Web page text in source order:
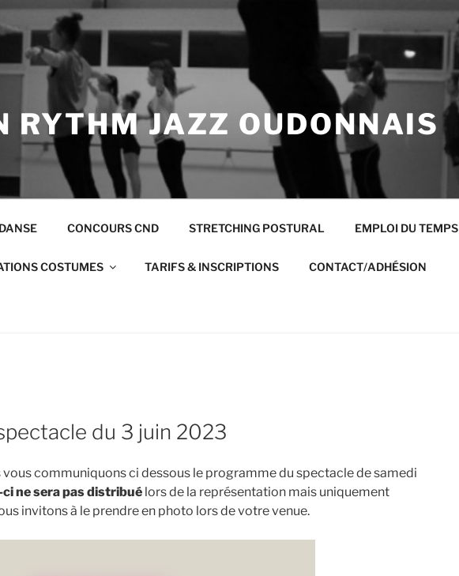
RYTHM JAZZ OUDONNAIS
DANSE CONCOURS CND STRETCHING POSTURAL EMPLOI DU TEMPS
COSTUMES TARIFS & INSCRIPTIONS CONTACT/ADHÉSION
du 3 juin 2023
vous communiquons ci dessous le programme du spectacle de samedi
ne sera pas distribué lors de la représentation mais uniquement
invitons à le prendre en photo lors de votre venue.